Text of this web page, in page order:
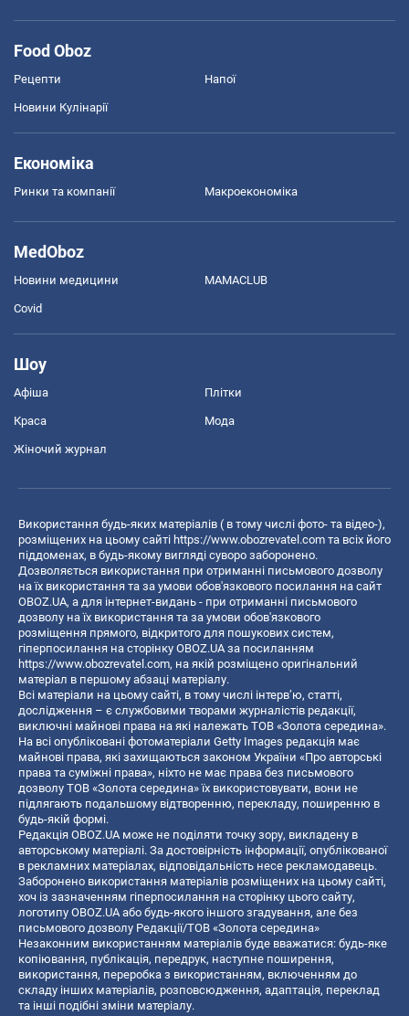
Food Oboz
Рецепти Напої
Новини Кулінарії
Економіка
Ринки та компанії Макроекономіка
MedOboz
Новини медицини MAMACLUB
Covid
Шоу
Афіша Плітки
Краса Мода
Жіночий журнал
Використання будь-яких матеріалів ( в тому числі фото- та відео-),
розміщених на цьому сайті https://www.obozrevatel.com та всіх його
піддоменах, в будь-якому вигляді суворо заборонено.
Дозволяється використання при отриманні письмового дозволу
на їх використання та за умови обов'язкового посилання на сайт
OBOZ.UA, а для інтернет-видань - при отриманні письмового
дозволу на їх використання та за умови обов'язкового
розміщення прямого, відкритого для пошукових систем,
гіперпосилання на сторінку OBOZ.UA за посиланням
https://www.obozrevatel.com, на якій розміщено оригінальний
матеріал в першому абзаці матеріалу.
Всі матеріали на цьому сайті, в тому числі інтерв’ю, статті,
дослідження – є службовими творами журналістів редакції,
виключні майнові права на які належать ТОВ «Золота середина».
На всі опубліковані фотоматеріали Getty Images редакція має
майнові права, які захищаються законом України «Про авторські
права та суміжні права», ніхто не має права без письмового
дозволу ТОВ «Золота середина» їх використовувати, вони не
підлягають подальшому відтворенню, перекладу, поширенню в
будь-якій формі.
Редакція OBOZ.UA може не поділяти точку зору, викладену в
авторському матеріалі. За достовірність інформації, опублікованої
в рекламних матеріалах, відповідальність несе рекламодавець.
Заборонено використання матеріалів розміщених на цьому сайті,
хоч із зазначенням гіперпосилання на сторінку цього сайту,
логотипу OBOZ.UA або будь-якого іншого згадування, але без
письмового дозволу Редакції/ТОВ «Золота середина»
Незаконним використанням матеріалів буде вважатися: будь-яке
копiювання, публiкацiя, передрук, наступне поширення,
використання, переробка з використанням, включенням до
складу інших матеріалів, розповсюдження, адаптація, переклад
та інші подібні зміни матеріалу.